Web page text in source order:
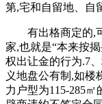
第,宅和自留地、自
有出格商定的,可
家,也就是“本来按
权出让金的行为.7
义地盘公有制,如楼
力户型为115-285